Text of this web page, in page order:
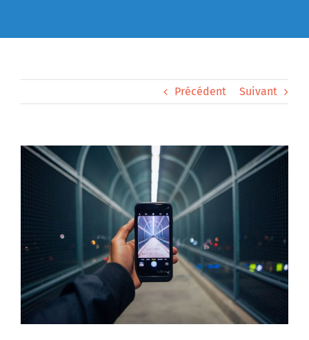
Précédent Suivant
Voir
l'image